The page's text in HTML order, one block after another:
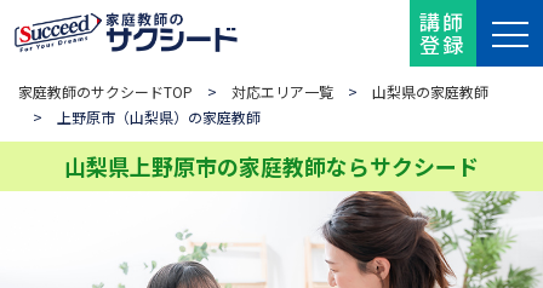
講師
登録
家庭教師のサクシードTOP > 対応エリア一覧 > 山梨県の家庭教師
> 上野原市（山梨県）の家庭教師
山梨県上野原市の家庭教師ならサクシード